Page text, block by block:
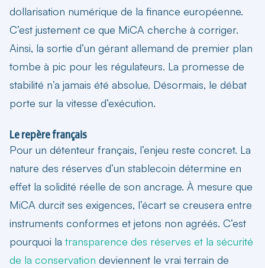
dollarisation numérique de la finance européenne.
C’est justement ce que MiCA cherche à corriger.
Ainsi, la sortie d’un gérant allemand de premier plan
tombe à pic pour les régulateurs. La promesse de
stabilité n’a jamais été absolue. Désormais, le débat
porte sur la vitesse d’exécution.
Le repère français
Pour un détenteur français, l’enjeu reste concret. La
nature des réserves d’un stablecoin détermine en
effet la solidité réelle de son ancrage. À mesure que
MiCA durcit ses exigences, l’écart se creusera entre
instruments conformes et jetons non agréés. C’est
pourquoi la transparence des réserves et la sécurité
de la conservation deviennent le vrai terrain de